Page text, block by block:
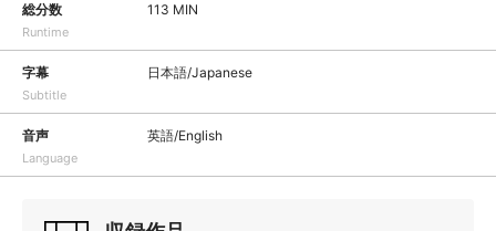
総分数
Runtime
113 MIN
字幕
Subtitle
日本語/Japanese
音声
Language
英語/English